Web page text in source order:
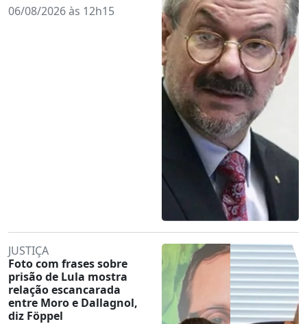
06/08/2026 às 12h15
JUSTIÇA
Foto com frases sobre
prisão de Lula mostra
relação escancarada
entre Moro e Dallagnol,
diz Föppel